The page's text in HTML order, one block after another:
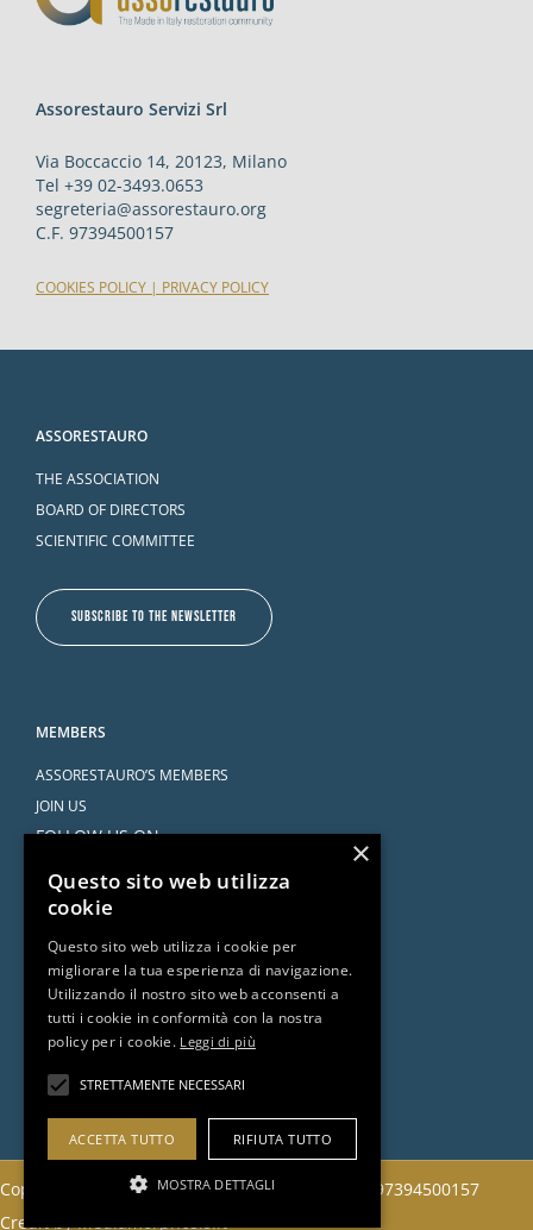
Assorestauro Servizi Srl
Via Boccaccio 14, 20123, Milano
Tel +39 02-3493.0653
segreteria@assorestauro.org
C.F. 97394500157
COOKIES POLICY | PRIVACY POLICY
ASSORESTAURO
THE ASSOCIATION
BOARD OF DIRECTORS
SCIENTIFIC COMMITTEE
SUBSCRIBE TO THE NEWSLETTER
MEMBERS
ASSORESTAURO’S MEMBERS
JOIN US
FOLLOW US ON
SERVICES
AGREEMENTS
ASK THE ATTORNEY
DOCUMENTS AND RESOURCES
Copyright 2022 © Assorestauro Servizi Srl | CF 97394500157
Credit by
×
Questo sito web utilizza
cookie
Questo sito web utilizza i cookie per
migliorare la tua esperienza di navigazione.
Utilizzando il nostro sito web acconsenti a
tutti i cookie in conformità con la nostra
policy per i cookie. Leggi di più
STRETTAMENTE NECESSARI
ACCETTA TUTTO RIFIUTA TUTTO
MOSTRA DETTAGLI